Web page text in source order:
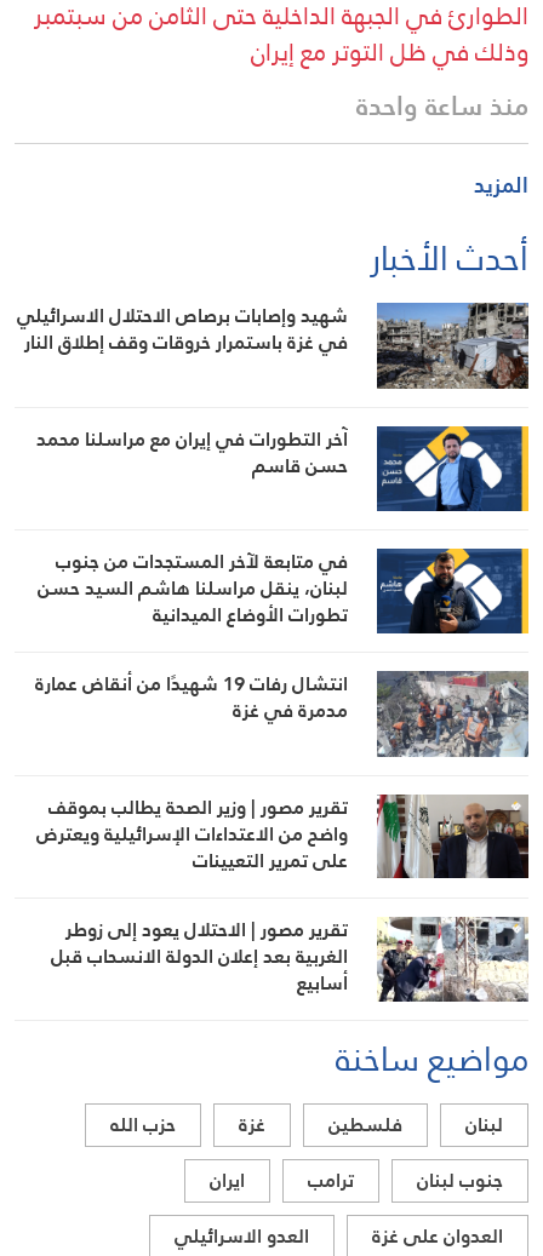
الطوارئ في الجبهة الداخلية حتى الثامن من سبتمبر
وذلك في ظل التوتر مع إيران
منذ ساعة واحدة
المزيد
أحدث الأخبار
شهيد وإصابات برصاص الاحتلال الاسرائيلي
في غزة باستمرار خروقات وقف إطلاق النار
آخر التطورات في إيران مع مراسلنا محمد
حسن قاسم
في متابعة لآخر المستجدات من جنوب
لبنان، ينقل مراسلنا هاشم السيد حسن
تطورات الأوضاع الميدانية
انتشال رفات 19 شهيدًا من أنقاض عمارة
مدمرة في غزة
تقرير مصور | وزير الصحة يطالب بموقف
واضح من الاعتداءات الإسرائيلية ويعترض
على تمرير التعيينات
تقرير مصور | الاحتلال يعود إلى زوطر
الغربية بعد إعلان الدولة الانسحاب قبل
أسابيع
مواضيع ساخنة
لبنان فلسطين غزة
حزب الله
جنوب لبنان
ترامب
ايران
العدوان على غزة
العدو الاسرائيلي